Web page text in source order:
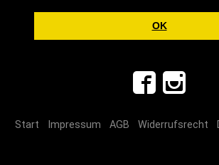
OK
Zahlungsarten
Start Impressum AGB Widerrufsrecht